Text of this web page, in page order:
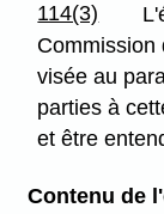
114(3)
Commission
visée au
parties à
et être
Contenu de